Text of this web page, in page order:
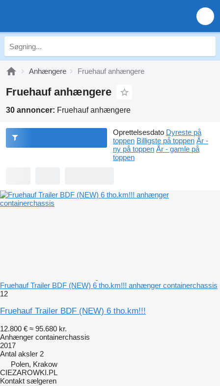
Anhængere Fruehauf anhængere
Fruehauf anhængere
30 annoncer: Fruehauf anhængere
Oprettelsesdato Dyreste på
toppen Billigste på toppen År -
ny på toppen År - gamle på
toppen
Fruehauf Trailer BDF (NEW) 6 tho.km!!! anhænger containerchassis
12
Fruehauf Trailer BDF (NEW) 6 tho.km!!!
12.800 € ≈ 95.680 kr.
Anhænger containerchassis
2017
Antal aksler 2
Polen, Krakow
CIEZAROWKI.PL
Kontakt sælgeren